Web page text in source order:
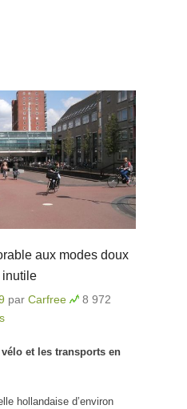
aux modes doux
inutile
par Carfree
8 972
et les transports en
hollandaise d’environ